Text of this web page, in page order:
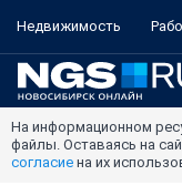
Недвижимость
На информационном
файлы. Оставаясь на
согласие на их